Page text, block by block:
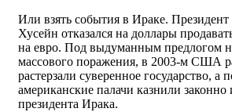
Или взять события в Ираке.
Хусейн отказался на доллары
на евро. Под выдуманным предлогом
массового поражения, в 2003-м США
растерзали суверенное государство, а
американские палачи казнили законно
президента Ирака.